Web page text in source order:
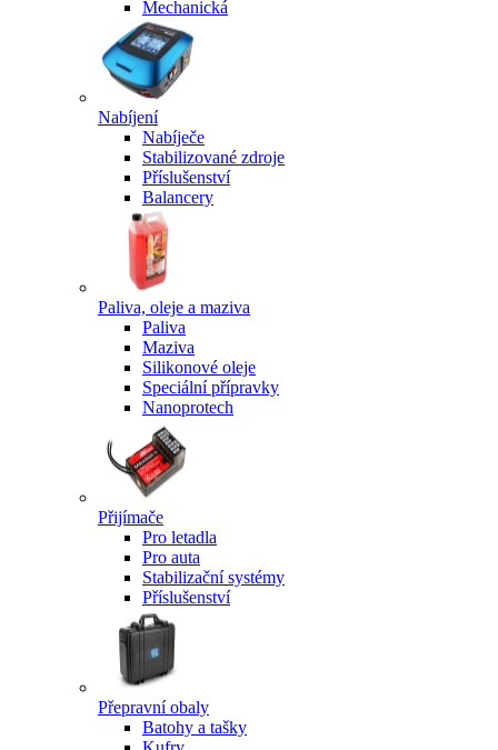
Mechanická
Nabíjení
Nabíječe
Stabilizované zdroje
Příslušenství
Balancery
Paliva, oleje a maziva
Paliva
Maziva
Silikonové oleje
Speciální přípravky
Nanoprotech
Přijímače
Pro letadla
Pro auta
Stabilizační systémy
Příslušenství
Přepravní obaly
Batohy a tašky